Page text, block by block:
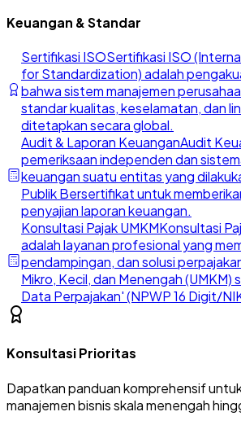
Keuangan & Standar
Sertifikasi ISOSertifikasi ISO
for Standardization) adalah
bahwa sistem manajemen
standar kualitas, keselamatan, dan
ditetapkan secara global.
Audit & Laporan KeuanganAudit
pemeriksaan independen dan
keuangan suatu entitas yang
Publik Bersertifikat untuk
penyajian laporan keuangan.
Konsultasi Pajak UMKMKonsultasi
adalah layanan profesional yang
pendampingan, dan solusi
Mikro, Kecil, dan Menengah (UMKM)
Data Perpajakan' (NPWP 16 Digit/
Konsultasi Prioritas
Dapatkan panduan komprehensif
manajemen bisnis skala menengah